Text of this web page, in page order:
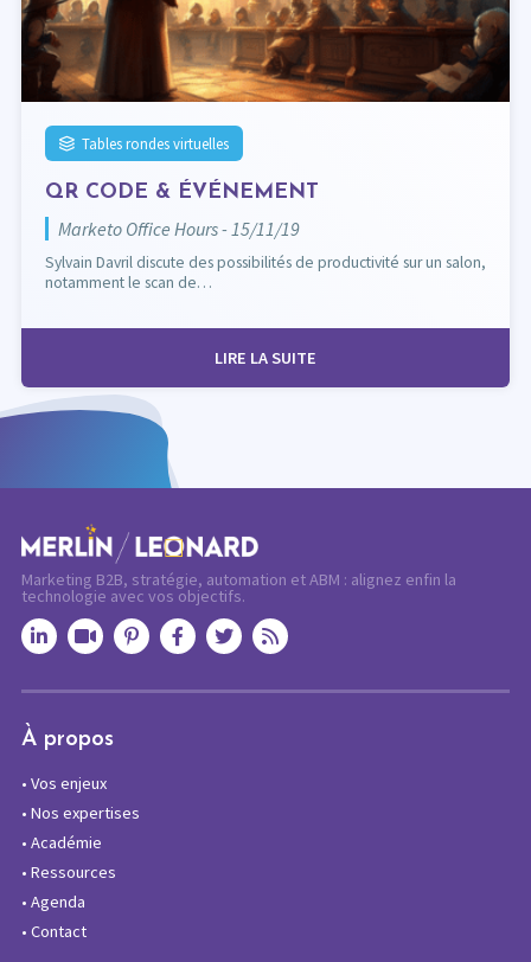
Tables rondes virtuelles
QR CODE & ÉVÉNEMENT
Marketo Office Hours - 15/11/19
Sylvain Davril discute des possibilités de productivité sur un salon,
notamment le scan de…
LIRE LA SUITE
Marketing B2B, stratégie, automation et ABM : alignez enfin la
technologie avec vos objectifs.
À propos
• Vos enjeux
• Nos expertises
• Académie
• Ressources
• Agenda
• Contact